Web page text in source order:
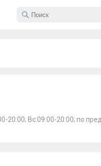
20:00; Вс:09:00-20:00; по